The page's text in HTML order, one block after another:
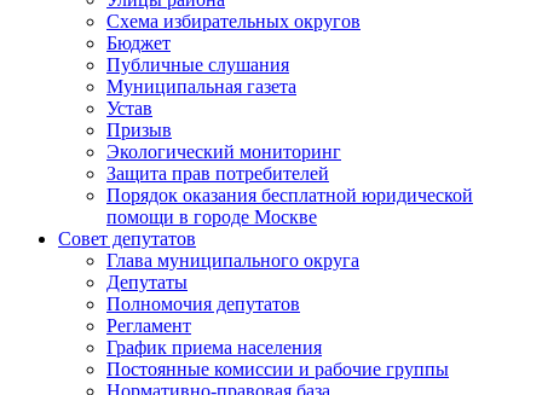
Схема избирательных округов
Бюджет
Публичные слушания
Муниципальная газета
Устав
Призыв
Экологический мониторинг
Защита прав потребителей
Порядок оказания бесплатной юридической
помощи в городе Москве
Совет депутатов
Глава муниципального округа
Депутаты
Полномочия депутатов
Регламент
График приема населения
Постоянные комиссии и рабочие группы
Нормативно-правовая база